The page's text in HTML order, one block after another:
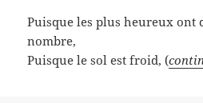
Puisque les plus heureux ont
nombre,
Puisque le sol est froid, (